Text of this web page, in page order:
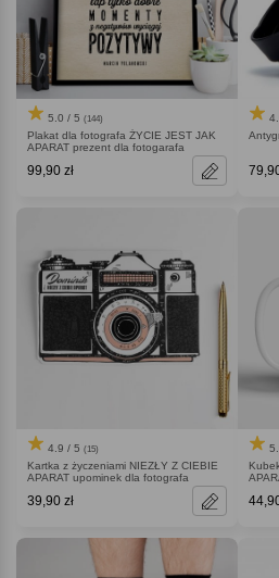
5.0 / 5 (144)
Plakat dla fotografa ŻYCIE JEST JAK
APARAT prezent dla fotogarafa
99,90 zł
4.9 / 5 (15)
Kartka z życzeniami NIEZŁY Z CIEBIE
APARAT upominek dla fotografa
39,90 zł